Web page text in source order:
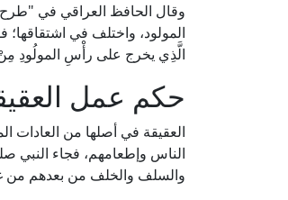
المولود، واختلف في
الَّذِي يخرج على رأْسِ المولُودِ
حكم عمل
العقيقة في أصلها من العادات
الناس وإطعامهم، فجاء النبي
والسلف والخلف من بعدهم من